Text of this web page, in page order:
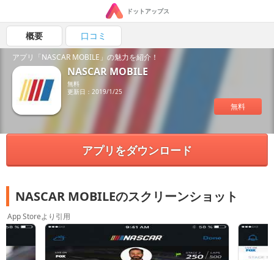
ドットアップス
概要 口コミ
アプリ「NASCAR MOBILE」の魅力を紹介！
NASCAR MOBILE
無料
更新日：2019/1/25
無料
アプリをダウンロード
NASCAR MOBILEのスクリーンショット
App Storeより引用